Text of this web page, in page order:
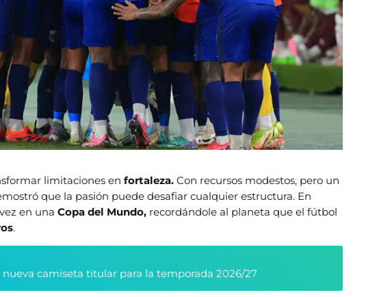
limitaciones enfortaleza. Con recursos modestos, pero un
que la pasión puede desafiar cualquier estructura. En
en unaCopa del Mundo, recordándole al planeta que el fútbol
.
camiseta titular para la temporada 2026/27